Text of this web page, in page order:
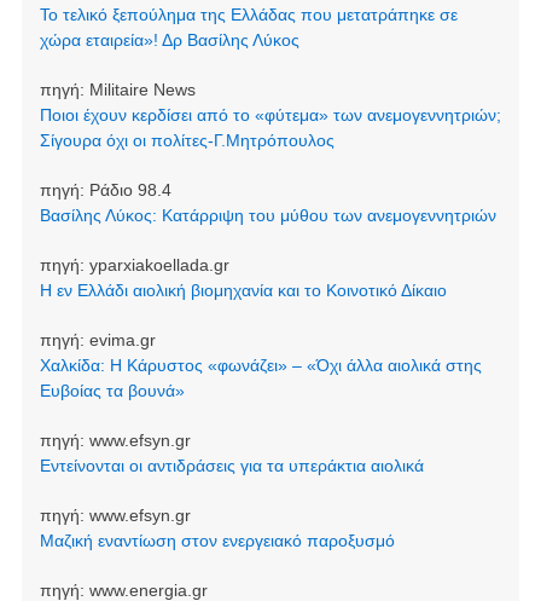
Το τελικό ξεπούλημα της Ελλάδας που μετατράπηκε σε
χώρα εταιρεία»! Δρ Βασίλης Λύκος
πηγή: Militaire News
Ποιοι έχουν κερδίσει από το «φύτεμα» των ανεμογεννητριών;
Σίγουρα όχι οι πολίτες-Γ.Μητρόπουλος
πηγή: Ράδιο 98.4
Βασίλης Λύκος: Κατάρριψη του μύθου των ανεμογεννητριών
πηγή: yparxiakoellada.gr
Η εν Ελλάδι αιολική βιομηχανία και το Κοινοτικό Δίκαιο
πηγή: evima.gr
Χαλκίδα: Η Κάρυστος «φωνάζει» – «Όχι άλλα αιολικά στης
Ευβοίας τα βουνά»
πηγή: www.efsyn.gr
Εντείνονται οι αντιδράσεις για τα υπεράκτια αιολικά
πηγή: www.efsyn.gr
Μαζική εναντίωση στον ενεργειακό παροξυσμό
πηγή: www.energia.gr